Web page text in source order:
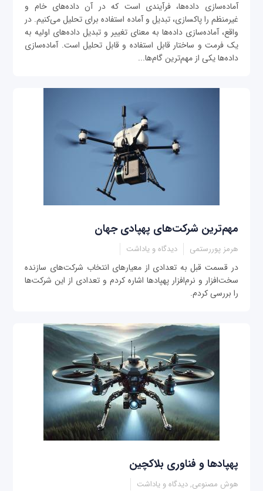
آماده‌سازی داده‌ها، فرآیندی است که در آن داده‌های خام و
غیرمنظم را پاک‎سازی، تبدیل و آماده استفاده برای تحلیل می‌کنیم. در
واقع، آماده‌سازی داده‌ها به معنای تغییر و تبدیل داده‌های اولیه به
یک فرمت و ساختار قابل استفاده و قابل تحلیل است. آماده‌سازی
داده‌ها یکی از مهم‌ترین گام‌ها...
مهم‌ترین شرکت‌های پهپادی جهان
هرمز پوررستمی دیدگاه و یاداشت
در قسمت قبل به تعدادی از معیارهای انتخاب شرکت‌های سازنده
سخت‌افزار و نرم‌افزار پهپادها اشاره کردم و تعدادی از این شرکت‌ها
را بررسی کردم.
پهپادها و فناوری بلاکچین
هوش مصنوعی, دیدگاه و یاداشت